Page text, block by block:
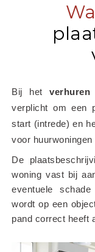
Bij het
verplicht om een
start (intrede) en
voor
De
woning vast bij
eventuele
wordt op een
pand correct heeft